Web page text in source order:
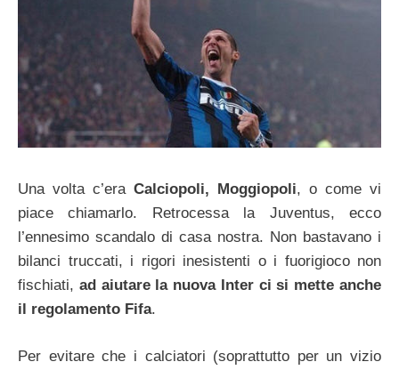
Una volta c’era Calciopoli, Moggiopoli, o come vi
piace chiamarlo. Retrocessa la Juventus, ecco
l’ennesimo scandalo di casa nostra. Non bastavano i
bilanci truccati, i rigori inesistenti o i fuorigioco non
fischiati, ad aiutare la nuova Inter ci si mette anche
il regolamento Fifa.
Per evitare che i calciatori (soprattutto per un vizio